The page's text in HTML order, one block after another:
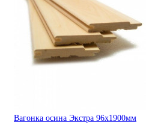
Вагонка осина Экстра 96х1900мм